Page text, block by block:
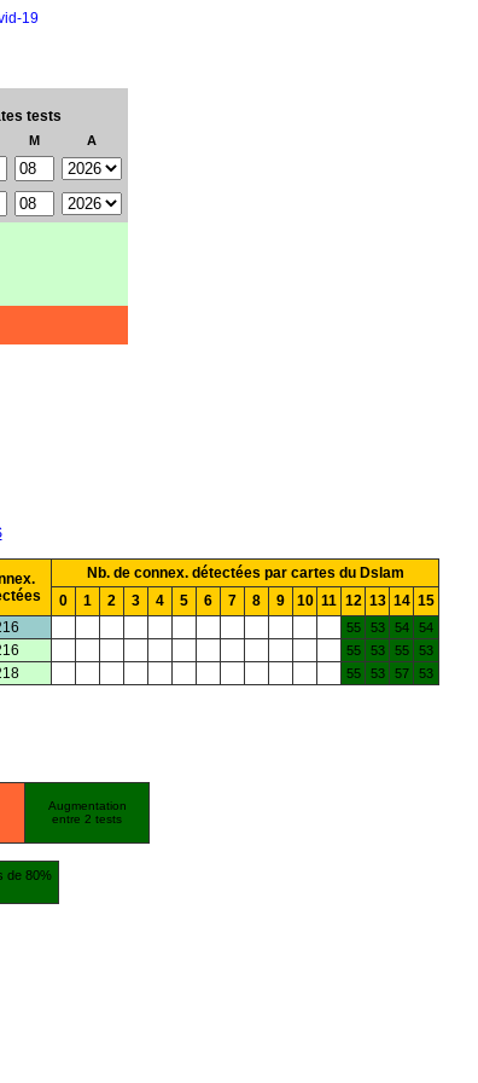
19
tests
M
A
Nb. de connex. détectées par cartes du Dslam
0
1 2 3 4 5 6 7 8 9 10 11 12 13 14 15
55 53 54
54
55 53 55
53
55 53 57 53
Augmentation
entre 2 tests
de 80%